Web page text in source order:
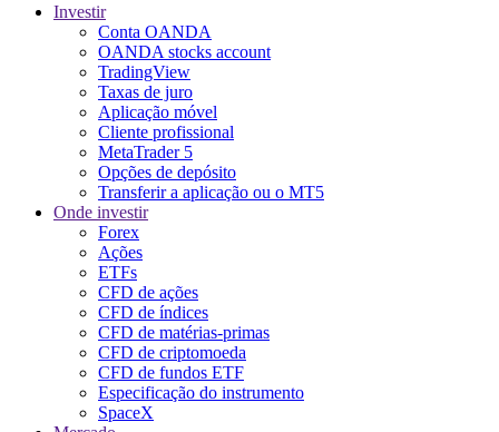
Investir
Conta OANDA
OANDA stocks account
TradingView
Taxas de juro
Aplicação móvel
Cliente profissional
MetaTrader 5
Opções de depósito
Transferir a aplicação ou o MT5
Onde investir
Forex
Ações
ETFs
CFD de ações
CFD de índices
CFD de matérias-primas
CFD de criptomoeda
CFD de fundos ETF
Especificação do instrumento
SpaceX